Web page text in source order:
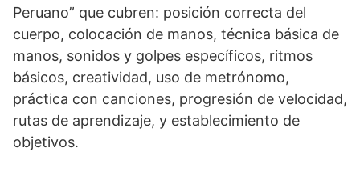
Peruano” que cubren: posición correcta del
cuerpo, colocación de manos, técnica básica de
manos, sonidos y golpes específicos, ritmos
básicos, creatividad, uso de metrónomo,
práctica con canciones, progresión de velocidad,
rutas de aprendizaje, y establecimiento de
objetivos.